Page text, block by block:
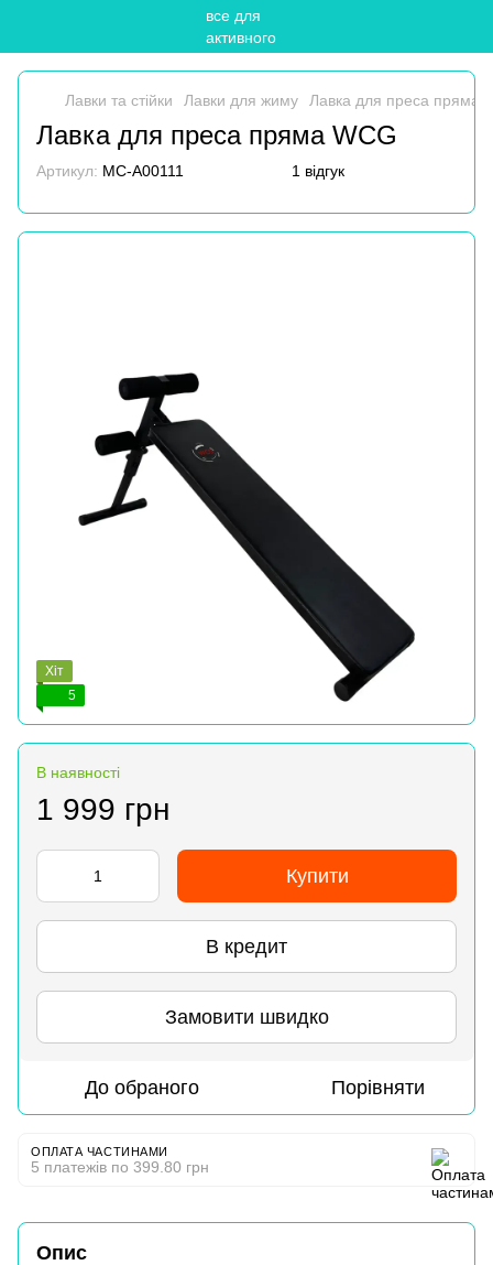
Лавки та стійки Лавки для жиму Лавка для преса пряма
Лавка для преса пряма WCG
Артикул: MC-A00111 1 відгук
Хіт
5
В наявності
1 999 грн
Купити
В кредит
Замовити швидко
До обраного Порівняти
ОПЛАТА ЧАСТИНАМИ
5 платежів по 399.80 грн
Опис